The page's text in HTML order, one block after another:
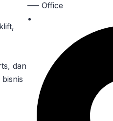
dan
—– Office